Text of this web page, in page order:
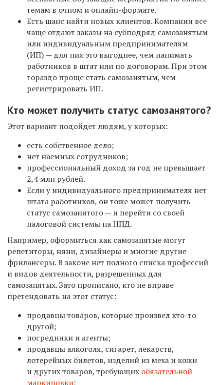
темам в очном и онлайн-формате.
Есть шанс найти новых клиентов. Компании все
чаще отдают заказы на субподряд самозанятым
или индивидуальным предпринимателям
(ИП) — для них это выгоднее, чем нанимать
работников в штат или по договорам. При этом
гораздо проще стать самозанятым, чем
регистрировать ИП.
Кто может получить статус самозанятого?
Этот вариант подойдет людям, у которых:
есть собственное дело;
нет наемных сотрудников;
профессиональный доход за год не превышает
2,4 млн рублей.
Если у индивидуального предпринимателя нет
штата работников, он тоже может получить
статус самозанятого — и перейти со своей
налоговой системы на НПД.
Например, оформиться как самозанятые могут
репетиторы, няни, дизайнеры и многие другие
фрилансеры. В законе нет полного списка профессий
и видов деятельности, разрешенных для
самозанятых. Зато прописано, кто не вправе
претендовать на этот статус:
продавцы товаров, которые произвел кто-то
другой;
посредники и агенты;
продавцы алкоголя, сигарет, лекарств,
лотерейных билетов, изделий из меха и кожи
и других товаров, требующих обязательной
маркировки;